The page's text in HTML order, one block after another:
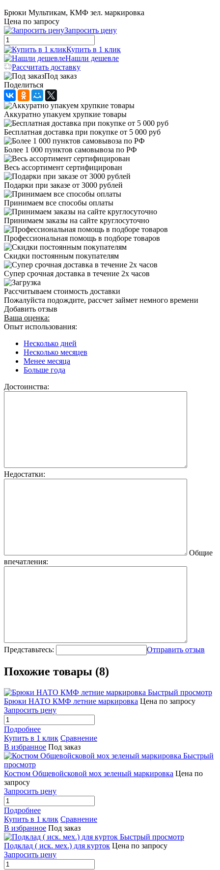
Брюки Мультикам, КМФ зел. маркировка
Цена по запросу
Запросить цену
Купить в 1 клик
Нашли дешевле
Рассчитать доставку
Под заказ
Поделиться
Аккуратно упакуем хрупкие товары
Бесплатная доставка при покупке от 5 000 руб
Более 1 000 пунктов самовывоза по РФ
Весь ассортимент сертифицирован
Подарки при заказе от 3000 рублей
Принимаем все способы оплаты
Принимаем заказы на сайте круглосуточно
Профессиональная помощь в подборе товаров
Скидки постоянным покупателям
Супер срочная доставка в течение 2х часов
Рассчитываем стоимость доставки
Пожалуйста подождите, рассчет займет немного времени
Добавить отзыв
Ваша оценка:
Опыт использования:
Несколько дней
Несколько месяцев
Менее месяца
Больше года
Достоинства:
Недостатки:
Общие
впечатления:
Представьтесь: Отправить отзыв
Похожие товары (8)
Быстрый просмотр
Брюки НАТО КМФ летние маркировка Цена по запросу
Запросить цену
Подробнее
Купить в 1 клик Сравнение
В избранное Под заказ
Быстрый
просмотр
Костюм Общевойсковой мох зеленый маркировка Цена по
запросу
Запросить цену
Подробнее
Купить в 1 клик Сравнение
В избранное Под заказ
Быстрый просмотр
Подклад ( иск. мех.) для курток Цена по запросу
Запросить цену